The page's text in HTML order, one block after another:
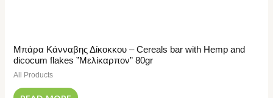
Μπάρα Κάνναβης Δίκοκκου – Cereals bar with Hemp and
dicocum flakes ”Μελίκαρπον” 80gr
All Products